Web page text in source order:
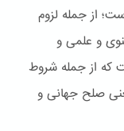
از جمله لزوم
و علمی و
که از جمله شروط
صلح جهانی و